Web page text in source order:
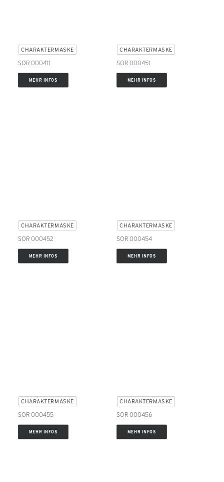
CHARAKTERMASKE
SOR 000411
MEHR INFOS
CHARAKTERMASKE
SOR 000451
MEHR INFOS
CHARAKTERMASKE
SOR 000452
MEHR INFOS
CHARAKTERMASKE
SOR 000454
MEHR INFOS
CHARAKTERMASKE
SOR 000455
MEHR INFOS
CHARAKTERMASKE
SOR 000456
MEHR INFOS